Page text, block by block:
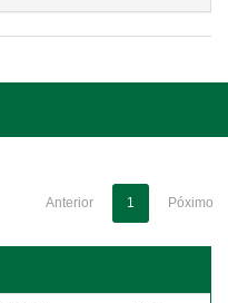
Anterior 1 Póximo